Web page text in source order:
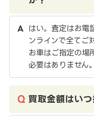
はい。査定はお電
ンラインで全てご
お車はご指定の場
必要はありません。
買取金額はい